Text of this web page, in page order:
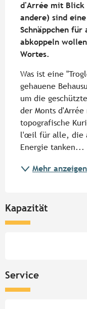
d'Arrée mit Blick
andere) sind
Schnäppchen
abkoppeln
Wortes.
Was ist eine
gehauene
um die
der Monts
topografische
l'œil für alle, die
Energie tanken...
Mehr anzeigen
Kapazität
Service